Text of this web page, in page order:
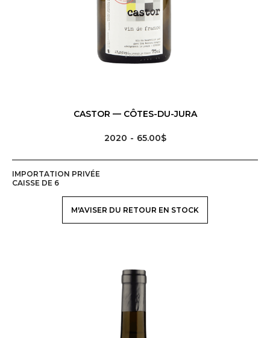
CASTOR — CÔTES-DU-JURA
2020 65.00$
IMPORTATION PRIVÉE
CAISSE DE 6
M'AVISER DU RETOUR EN STOCK